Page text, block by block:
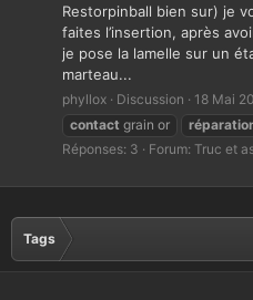
Restorpinball bien sur) je
faites l’insertion, après
je pose la lamelle sur un
marteau...
phyllox Discussion 18 Mai
contact grain or
Réponses: 3
Forum: Truc et
Tags